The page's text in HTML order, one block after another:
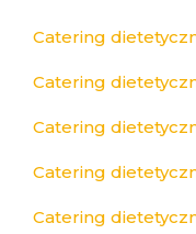
Catering
Catering
Catering
Catering
Catering